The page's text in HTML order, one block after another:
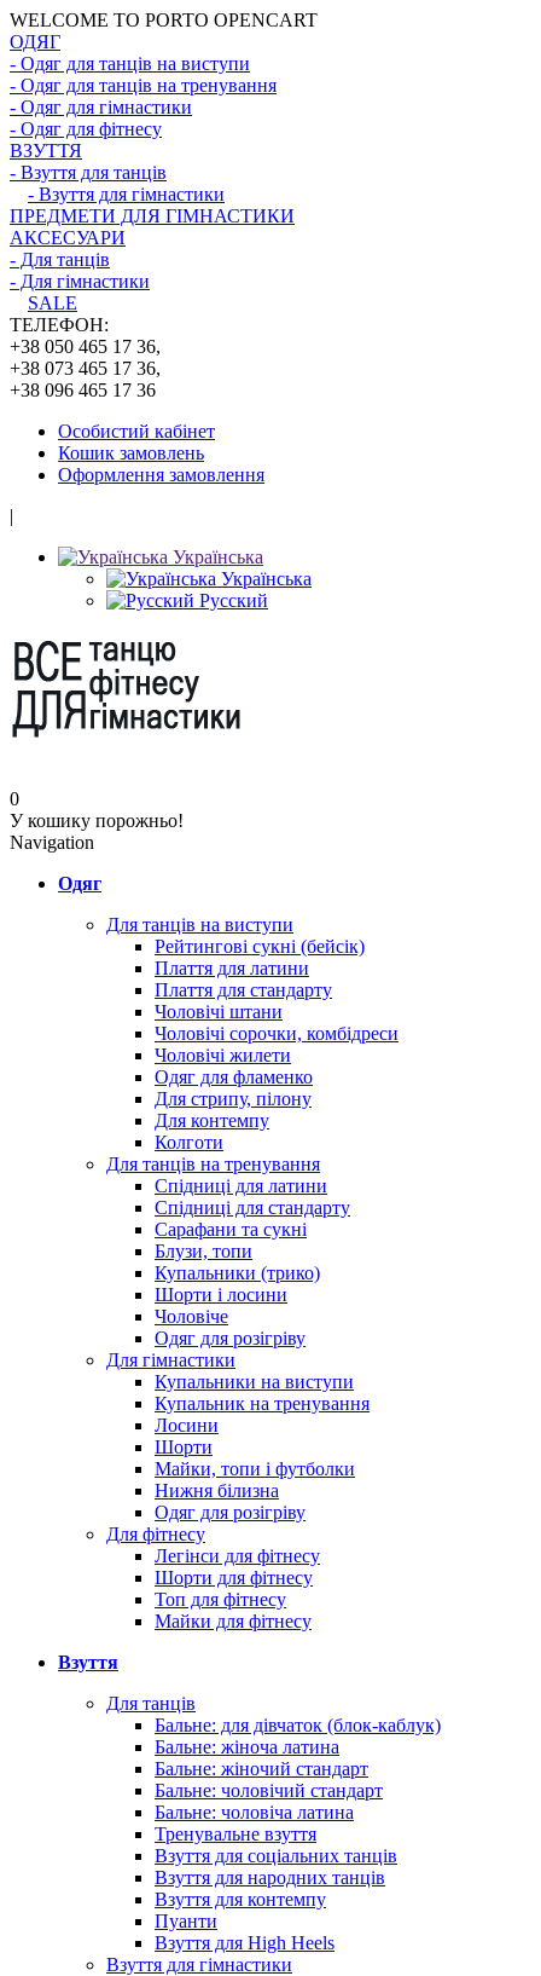
WELCOME TO PORTO OPENCART
ОДЯГ
- Одяг для танців на виступи
- Одяг для танців на тренування
- Одяг для гімнастики
- Одяг для фітнесу
ВЗУТТЯ
- Взуття для танців
- Взуття для гімнастики
ПРЕДМЕТИ ДЛЯ ГІМНАСТИКИ
АКСЕСУАРИ
- Для танців
- Для гімнастики
SALE
ТЕЛЕФОН:
+38 050 465 17 36,
+38 073 465 17 36,
+38 096 465 17 36
Особистий кабінет
Кошик замовлень
Оформлення замовлення
|
Українська
Українська
Русский
0
У кошику порожньо!
Navigation
Одяг
Для танців на виступи
Рейтингові сукні (бейсік)
Плаття для латини
Плаття для стандарту
Чоловічі штани
Чоловічі сорочки, комбідреси
Чоловічі жилети
Одяг для фламенко
Для стрипу, пілону
Для контемпу
Колготи
Для танців на тренування
Спідниці для латини
Спідниці для стандарту
Сарафани та сукні
Блузи, топи
Купальники (трико)
Шорти і лосини
Чоловіче
Одяг для розігріву
Для гімнастики
Купальники на виступи
Купальник на тренування
Лосини
Шорти
Майки, топи і футболки
Нижня білизна
Одяг для розігріву
Для фітнесу
Легінси для фітнесу
Шорти для фітнесу
Топ для фітнесу
Майки для фітнесу
Взуття
Для танців
Бальне: для дівчаток (блок-каблук)
Бальне: жіноча латина
Бальне: жіночий стандарт
Бальне: чоловічий стандарт
Бальне: чоловіча латина
Тренувальне взуття
Взуття для соціальних танців
Взуття для народних танців
Взуття для контемпу
Пуанти
Взуття для High Heels
Взуття для гімнастики